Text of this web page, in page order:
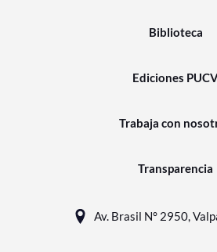
Biblioteca
Ediciones
Trabaja con
Transparencia
Av. Brasil N° 2950,